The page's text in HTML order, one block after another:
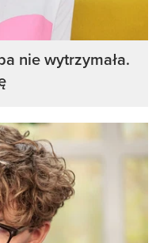
nie wytrzymała.